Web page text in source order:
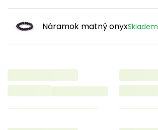
Náramok matný onyxSkladem